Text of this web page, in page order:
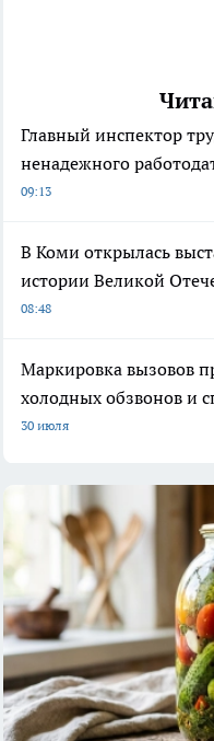
Главный инспектор
ненадежного
09:13
В Коми открылась
истории Великой
08:48
Маркировка вызовов
холодных обзвонов и
30 июля